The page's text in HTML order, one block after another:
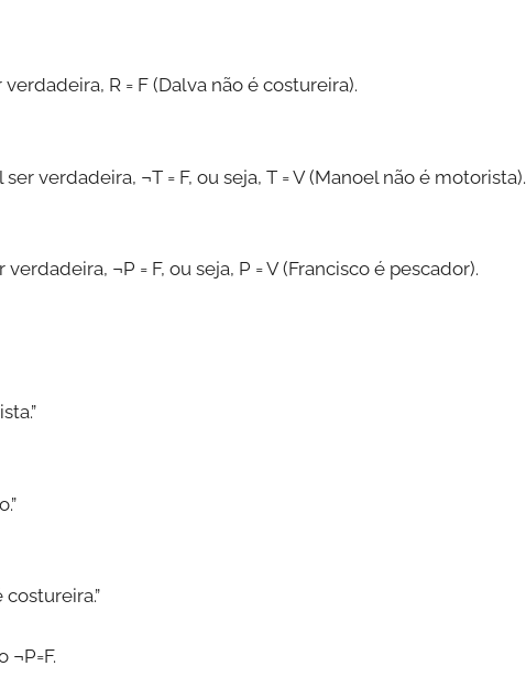
R = F (Dalva não é costureira).
verdadeira, ¬T = F, ou seja, T = V (Manoel não é motorista).
¬P = F, ou seja, P = V (Francisco é pescador).
¬P=F.